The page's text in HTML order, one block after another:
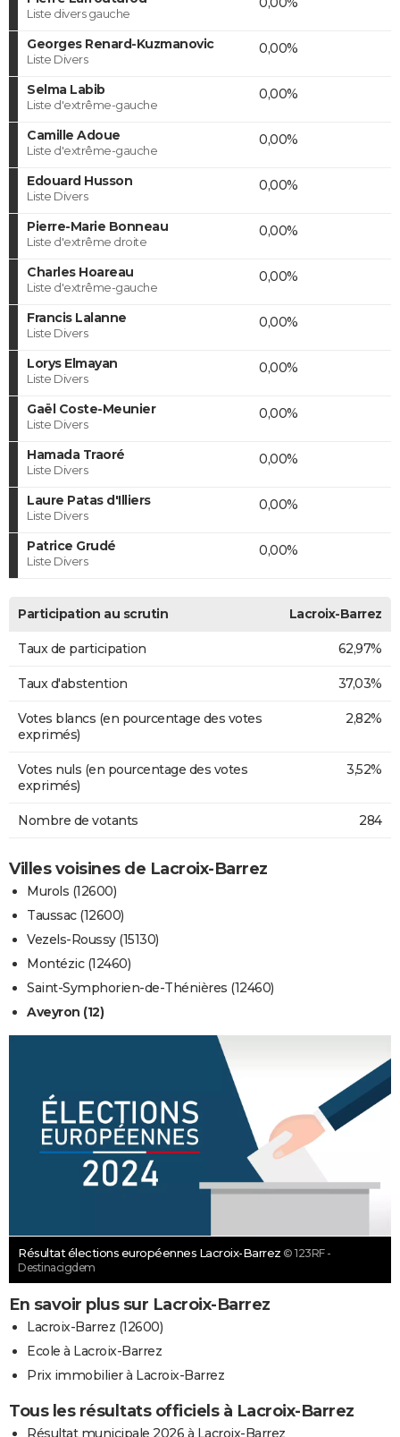
Liste divers gauche
Georges Renard-Kuzmanovic
Liste Divers
0,00%
Selma Labib
Liste d'extrême-gauche
0,00%
Camille Adoue
Liste d'extrême-gauche
0,00%
Edouard Husson
Liste Divers
0,00%
Pierre-Marie Bonneau
Liste d'extrême droite
0,00%
Charles Hoareau
Liste d'extrême-gauche
0,00%
Francis Lalanne
Liste Divers
0,00%
Lorys Elmayan
Liste Divers
0,00%
Gaël Coste-Meunier
Liste Divers
0,00%
Hamada Traoré
Liste Divers
0,00%
Laure Patas d'Illiers
Liste Divers
0,00%
Patrice Grudé
Liste Divers
0,00%
Participation au scrutin Lacroix-Barrez
Taux de participation 62,97%
Taux d'abstention 37,03%
Votes blancs (en pourcentage des votes
exprimés)
2,82%
Votes nuls (en pourcentage des votes
exprimés)
3,52%
Nombre de votants 284
Villes voisines de Lacroix-Barrez
Murols (12600)
Taussac (12600)
Vezels-Roussy (15130)
Montézic (12460)
Saint-Symphorien-de-Thénières (12460)
Aveyron (12)
Résultat élections européennes Lacroix-Barrez © 123RF -
Destinacigdem
En savoir plus sur Lacroix-Barrez
Lacroix-Barrez (12600)
Ecole à Lacroix-Barrez
Prix immobilier à Lacroix-Barrez
Tous les résultats officiels à Lacroix-Barrez
Résultat municipale 2026 à Lacroix-Barrez